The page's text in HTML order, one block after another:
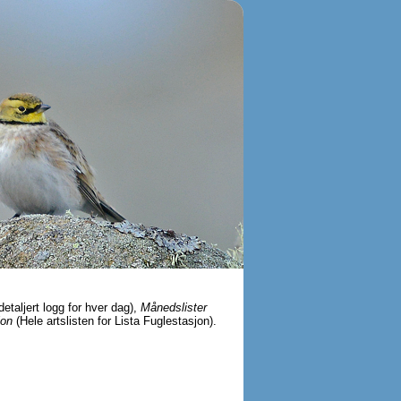
logg for hver dag), Månedslister
(Hele artslisten for Lista Fuglestasjon).